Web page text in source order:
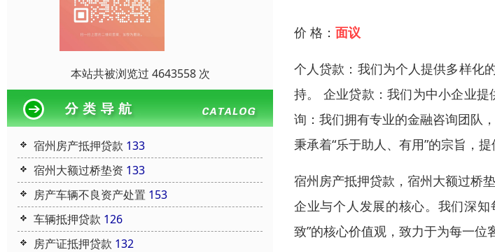
本站共被浏览过 4643558 次
宿州房产抵押贷款 133
宿州大额过桥垫资 133
房产车辆不良资产处置 153
车辆抵押贷款 126
房产证抵押贷款 132
价 格： 面议
个人贷款：我们为个人提供多样化
持。 企业贷款：我们为中小企业
询：我们拥有专业的金融咨询团队
秉承着“乐于助人、有用”的宗旨，
宿州房产抵押贷款，宿州大额过桥
企业与个人发展的核心。我们深
致”的核心价值观，致力于为每一位